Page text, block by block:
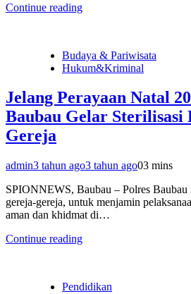
Continue reading
Budaya & Pariwisata
Hukum&Kriminal
Jelang Perayaan Natal
Baubau Gelar Sterilisasi
Gereja
admin3 tahun ago3 tahun ago03 mins
SPIONNEWS, Baubau – Polres Baubau
gereja-gereja, untuk menjamin
aman dan khidmat di…
Continue reading
Pendidikan